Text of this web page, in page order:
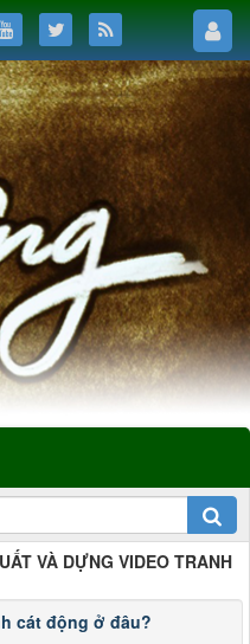
VÀ DỰNG VIDEO TRANH
cát động ở đâu?